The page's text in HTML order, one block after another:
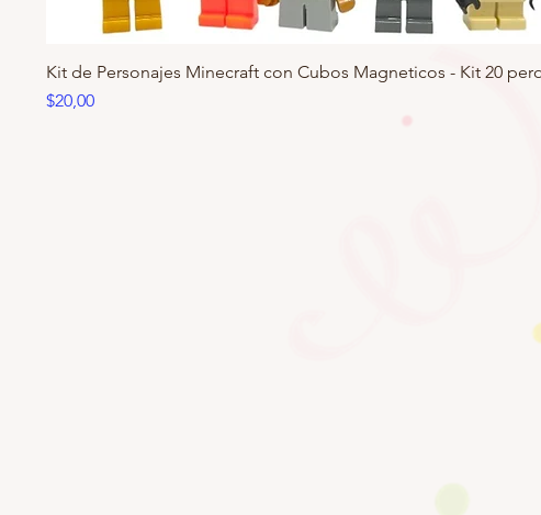
Kit de Personajes Minecraft con Cubos Magneticos - Kit 20
Precio
$20,00